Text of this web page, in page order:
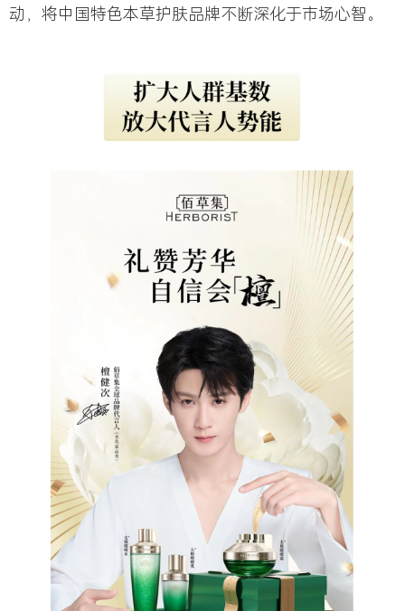
动，将中国特色本草护肤品牌不断深化于市场心智。